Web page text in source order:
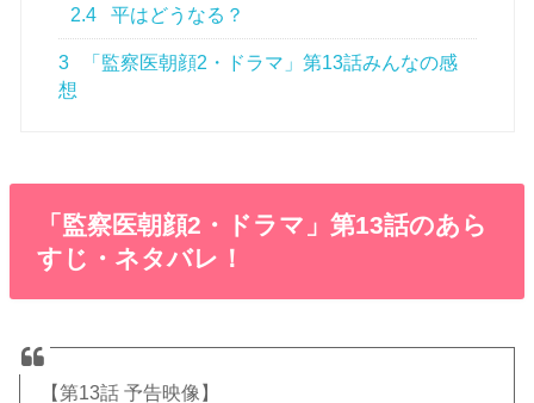
2.4 平はどうなる？
3
「監察医朝顔2・ドラマ」第13話みんなの感
想
「監察医朝顔2・ドラマ」第13話のあら
すじ・ネタバレ！
【第13話 予告映像】